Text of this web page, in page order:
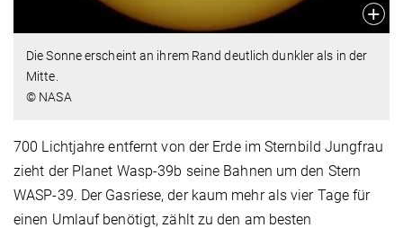
Die Sonne erscheint an ihrem Rand deutlich dunkler als in der
Mitte.
© NASA
700 Lichtjahre entfernt von der Erde im Sternbild Jungfrau
zieht der Planet Wasp-39b seine Bahnen um den Stern
WASP-39. Der Gasriese, der kaum mehr als vier Tage für
einen Umlauf benötigt, zählt zu den am besten